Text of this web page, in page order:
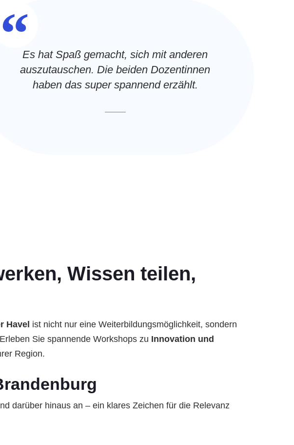
“Es hat Spaß gemacht, sich mit anderen
auszutauschen. Die beiden Dozentinnen
haben das super spannend erzählt.
Wissen teilen,
Havel ist nicht nur eine Weiterbildungsmöglichkeit, sondern
Sie spannende Workshops zu Innovation und
Region.
darüber hinaus an – ein klares Zeichen für die Relevanz